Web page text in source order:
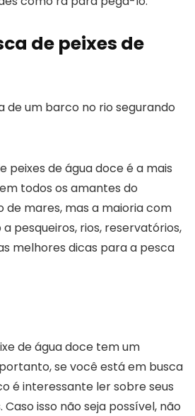
de peixes de
peixes de água doce é a mais
todos os amantes do
mares, mas a maioria com
pesqueiros, rios, reservatórios,
melhores dicas para a pesca
de água doce tem um
se você está em busca
é interessante ler sobre seus
isso não seja possível, não